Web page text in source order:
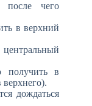
после чего
в верхний
получить в
дождаться